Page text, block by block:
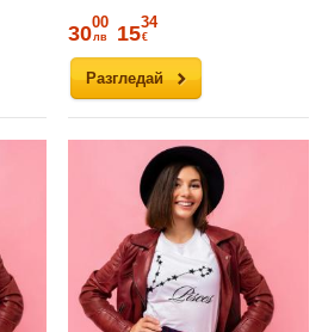
Разгледай
3000
лв 1534
€